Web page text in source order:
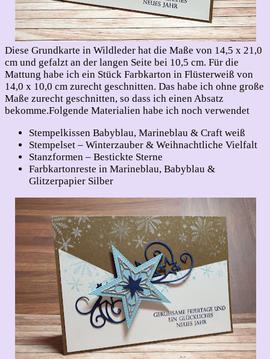
Diese Grundkarte in Wildleder hat die Maße von 14,5 x 21,0
cm und gefalzt an der langen Seite bei 10,5 cm. Für die
Mattung habe ich ein Stück Farbkarton in Flüsterweiß von
14,0 x 10,0 cm zurecht geschnitten. Das habe ich ohne große
Maße zurecht geschnitten, so dass ich einen Absatz
bekomme.Folgende Materialien habe ich noch verwendet
Stempelkissen Babyblau, Marineblau & Craft weiß
Stempelset – Winterzauber & Weihnachtliche Vielfalt
Stanzformen – Bestickte Sterne
Farbkartonreste in Marineblau, Babyblau &
Glitzerpapier Silber